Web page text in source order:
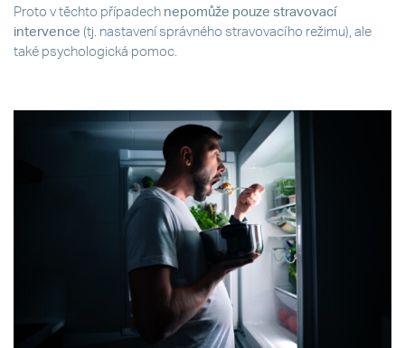
Proto v těchto případech nepomůže pouze stravovací
intervence (tj. nastavení správného stravovacího režimu), ale
také psychologická pomoc.